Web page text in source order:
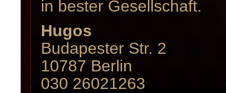
in bester Gesellschaft.
Hugos
Budapester Str. 2
10787 Berlin
030 26021263